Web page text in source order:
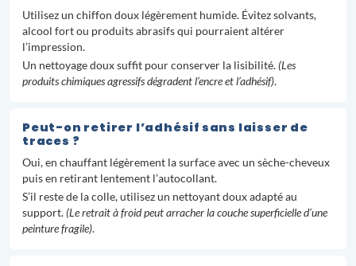
Utilisez un chiffon doux légèrement humide. Évitez solvants,
alcool fort ou produits abrasifs qui pourraient altérer
l’impression.
Un nettoyage doux suffit pour conserver la lisibilité.(Les
produits chimiques agressifs dégradent l’encre et l’adhésif).
Peut-on retirer l’adhésif sans laisser de
traces ?
Oui, en chauffant légèrement la surface avec un sèche-cheveux
puis en retirant lentement l’autocollant.
S’il reste de la colle, utilisez un nettoyant doux adapté au
support.(Le retrait à froid peut arracher la couche superficielle d’une
peinture fragile).